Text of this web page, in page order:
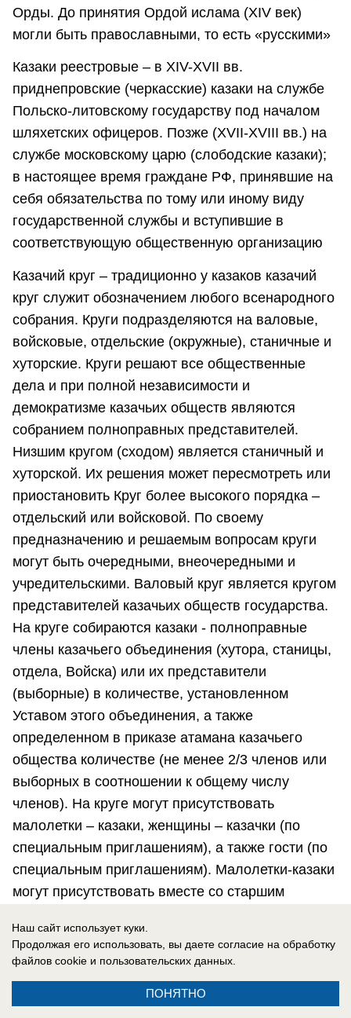
Орды. До принятия Ордой ислама (XIV век)
могли быть православными, то есть «русскими»
Казаки реестровые – в XIV-XVII вв.
приднепровские (черкасские) казаки на службе
Польско-литовскому государству под началом
шляхетских офицеров. Позже (XVII-XVIII вв.) на
службе московскому царю (слободские казаки);
в настоящее время граждане РФ, принявшие на
себя обязательства по тому или иному виду
государственной службы и вступившие в
соответствующую общественную организацию
Казачий круг – традиционно у казаков казачий
круг служит обозначением любого всенародного
собрания. Круги подразделяются на валовые,
войсковые, отдельские (окружные), станичные и
хуторские. Круги решают все общественные
дела и при полной независимости и
демократизме казачьих обществ являются
собранием полноправных представителей.
Низшим кругом (сходом) является станичный и
хуторской. Их решения может пересмотреть или
приостановить Круг более высокого порядка –
отдельский или войсковой. По своему
предназначению и решаемым вопросам круги
могут быть очередными, внеочередными и
учредительскими. Валовый круг является кругом
представителей казачьих обществ государства.
На круге собираются казаки - полноправные
члены казачьего объединения (хутора, станицы,
отдела, Войска) или их представители
(выборные) в количестве, установленном
Уставом этого объединения, а также
определенном в приказе атамана казачьего
общества количестве (не менее 2/3 членов или
выборных в соотношении к общему числу
членов). На круге могут присутствовать
малолетки – казаки, женщины – казачки (по
специальным приглашениям), а также гости (по
специальным приглашениям). Малолетки-казаки
могут присутствовать вместе со старшим
отцом или наставником. Возраст полноправного
казака, малолетки или казачонка, как и возраст
старика, кандидата в атаманы определяется
уставами казачьих обществ.
Наш сайт использует куки.
Продолжая его использовать, вы даете согласие на обработку
файлов cookie и пользовательских данных.
ПОНЯТНО